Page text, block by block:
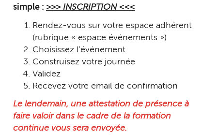
simple : >>> INSCRIPTION <<<
Rendez-vous sur votre espace adhérent
(rubrique « espace événements »)
Choisissez l’événement
Construisez votre journée
Validez
Recevez votre email de confirmation
Le lendemain, une attestation de présence à
faire valoir dans le cadre de la formation
continue vous sera envoyée.